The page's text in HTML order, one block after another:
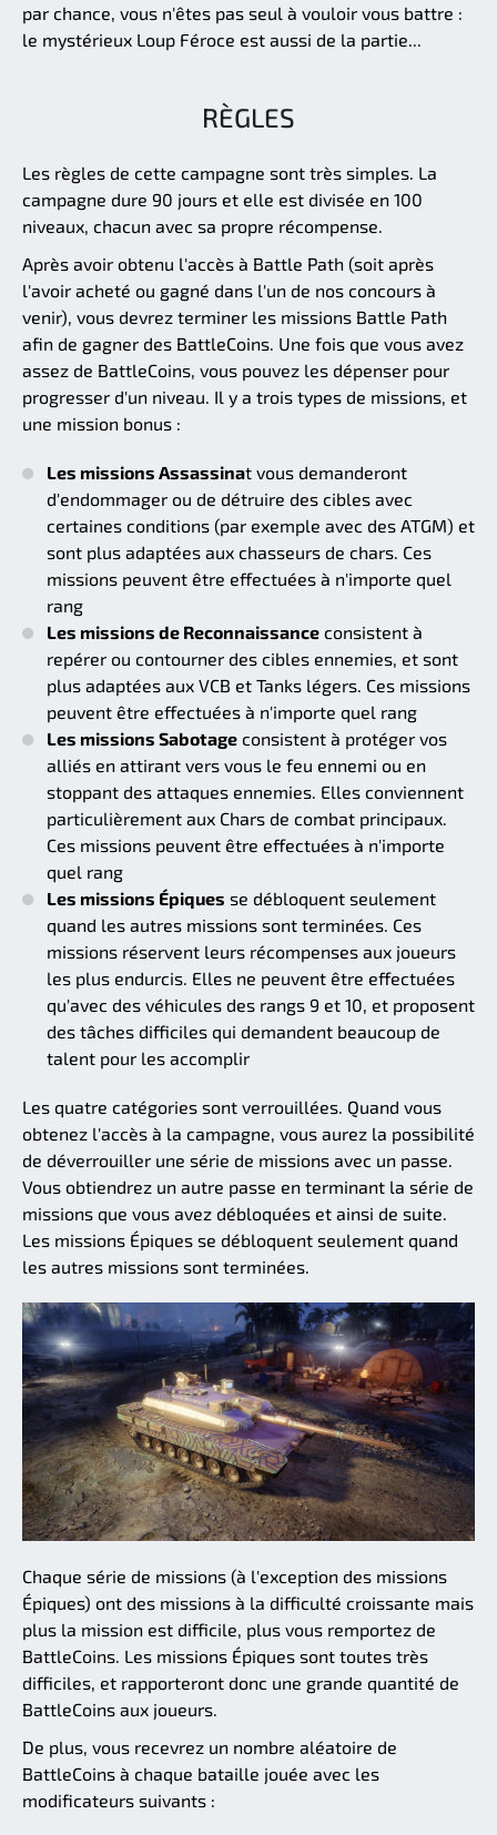
par chance, vous n'êtes pas seul à vouloir vous battre :
le mystérieux Loup Féroce est aussi de la partie...
RÈGLES
Les règles de cette campagne sont très simples. La
campagne dure 90 jours et elle est divisée en 100
niveaux, chacun avec sa propre récompense.
Après avoir obtenu l'accès à Battle Path (soit après
l'avoir acheté ou gagné dans l'un de nos concours à
venir), vous devrez terminer les missions Battle Path
afin de gagner des BattleCoins. Une fois que vous avez
assez de BattleCoins, vous pouvez les dépenser pour
progresser d'un niveau. Il y a trois types de missions, et
une mission bonus :
Les missions Assassinat vous demanderont
d'endommager ou de détruire des cibles avec
certaines conditions (par exemple avec des ATGM) et
sont plus adaptées aux chasseurs de chars. Ces
missions peuvent être effectuées à n'importe quel
rang
Les missions de Reconnaissance consistent à
repérer ou contourner des cibles ennemies, et sont
plus adaptées aux VCB et Tanks légers. Ces missions
peuvent être effectuées à n'importe quel rang
Les missions Sabotage consistent à protéger vos
alliés en attirant vers vous le feu ennemi ou en
stoppant des attaques ennemies. Elles conviennent
particulièrement aux Chars de combat principaux.
Ces missions peuvent être effectuées à n'importe
quel rang
Les missions Épiques se débloquent seulement
quand les autres missions sont terminées. Ces
missions réservent leurs récompenses aux joueurs
les plus endurcis. Elles ne peuvent être effectuées
qu'avec des véhicules des rangs 9 et 10, et proposent
des tâches difficiles qui demandent beaucoup de
talent pour les accomplir
Les quatre catégories sont verrouillées. Quand vous
obtenez l'accès à la campagne, vous aurez la possibilité
de déverrouiller une série de missions avec un passe.
Vous obtiendrez un autre passe en terminant la série de
missions que vous avez débloquées et ainsi de suite.
Les missions Épiques se débloquent seulement quand
les autres missions sont terminées.
Chaque série de missions (à l'exception des missions
Épiques) ont des missions à la difficulté croissante mais
plus la mission est difficile, plus vous remportez de
BattleCoins. Les missions Épiques sont toutes très
difficiles, et rapporteront donc une grande quantité de
BattleCoins aux joueurs.
De plus, vous recevrez un nombre aléatoire de
BattleCoins à chaque bataille jouée avec les
modificateurs suivants :